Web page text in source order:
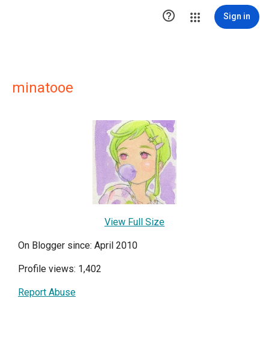
 Sign in
minatooe
View Full Size
On Blogger since: April 2010
Profile views: 1,402
Report Abuse